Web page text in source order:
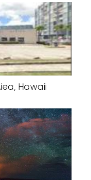
Hawaii